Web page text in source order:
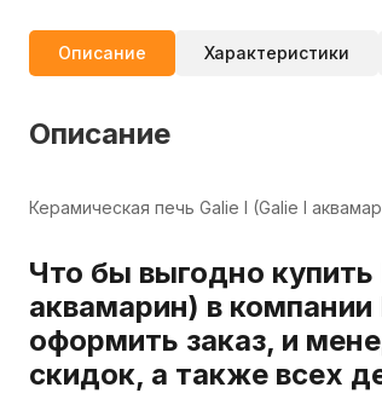
Описание Характеристики
Описание
Керамическая печь Galie l (Galie l
Что бы выгодно купить
аквамарин) в
оформить заказ, и
скидок, а также всех